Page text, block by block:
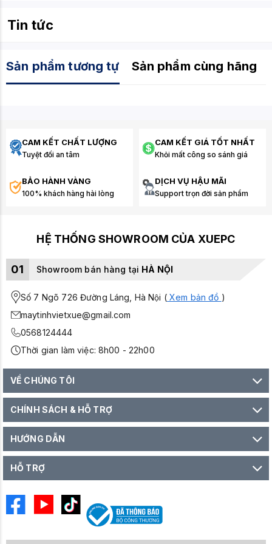
Đây là người bạn đồng hành tin cậy, giúp CPU của bạn
luôn hoạt động trong điều kiện mát mẻ nhất.
Tin tức
Sản phẩm tương tự Sản phẩm cùng hãng
CAM KẾT CHẤT LƯỢNG
Tuyệt đối an tâm
CAM KẾT GIÁ TỐT NHẤT
Khỏi mất công so sánh giá
BẢO HÀNH VÀNG
100% khách hàng hài lòng
DỊCH VỤ HẬU MÃI
Support trọn đời sản phẩm
HỆ THỐNG SHOWROOM CỦA XUEPC
01 Showroom bán hàng tại HÀ NỘI
Số 7 Ngõ 726 Đường Láng, Hà Nội (Xem bản đồ )
maytinhvietxue@gmail.com
0568124444
Thời gian làm việc: 8h00 - 22h00
VỀ CHÚNG TÔI
CHÍNH SÁCH & HỖ TRỢ
HƯỚNG DẪN
HỖ TRỢ